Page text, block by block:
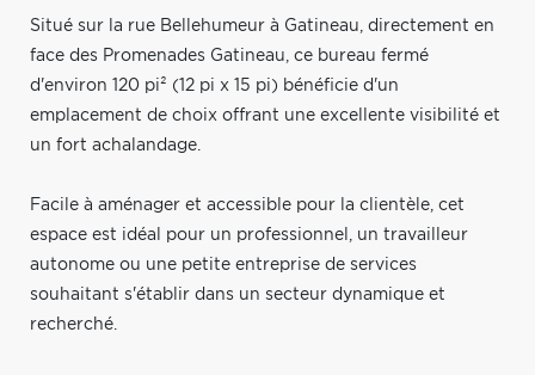
Situé sur la rue Bellehumeur à Gatineau, directement en
face des Promenades Gatineau, ce bureau fermé
d'environ 120 pi² (12 pi x 15 pi) bénéficie d'un
emplacement de choix offrant une excellente visibilité et
un fort achalandage.
Facile à aménager et accessible pour la clientèle, cet
espace est idéal pour un professionnel, un travailleur
autonome ou une petite entreprise de services
souhaitant s'établir dans un secteur dynamique et
recherché.